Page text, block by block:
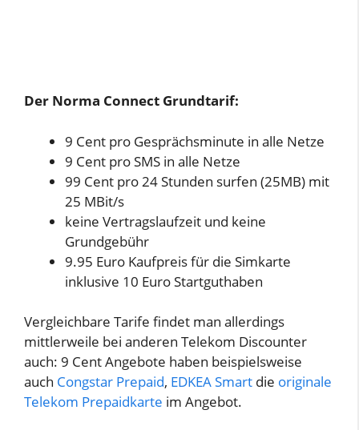
Der Norma Connect Grundtarif:
9 Cent pro Gesprächsminute in alle Netze
9 Cent pro SMS in alle Netze
99 Cent pro 24 Stunden surfen (25MB) mit
25 MBit/s
keine Vertragslaufzeit und keine
Grundgebühr
9.95 Euro Kaufpreis für die Simkarte
inklusive 10 Euro Startguthaben
Vergleichbare Tarife findet man allerdings
mittlerweile bei anderen Telekom Discounter
auch: 9 Cent Angebote haben beispielsweise
auch Congstar Prepaid, EDKEA Smart die originale
Telekom Prepaidkarte im Angebot.